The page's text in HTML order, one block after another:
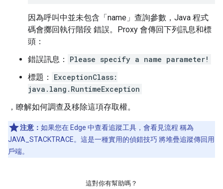
因為呼叫中並未包含「name」查詢參數，Java 程式
碼會擲回執行階段 錯誤。Proxy 會傳回下列訊息和標
頭：
錯誤訊息：
Please specify a name parameter!
標題：
ExceptionClass:
java.lang.RuntimeException
，瞭解如何調查及移除這項存取權。
注意： 如果您在 Edge 中查看追蹤工具，會看見流程 稱為
JAVA_STACKTRACE。這是一種實用的偵錯技巧 將堆疊追蹤傳回用
戶端。
這對你有幫助嗎？